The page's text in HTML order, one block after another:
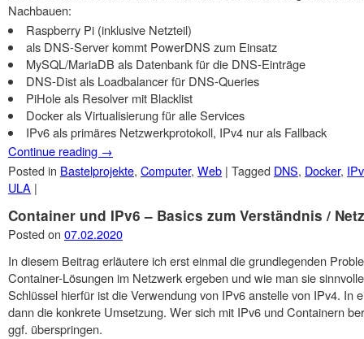
Nachbauen:
Raspberry Pi (inklusive Netzteil)
als DNS-Server kommt PowerDNS zum Einsatz
MySQL/MariaDB als Datenbank für die DNS-Einträge
DNS-Dist als Loadbalancer für DNS-Queries
PiHole als Resolver mit Blacklist
Docker als Virtualisierung für alle Services
IPv6 als primäres Netzwerkprotokoll, IPv4 nur als Fallback
Continue reading →
Posted in Bastelprojekte, Computer, Web | Tagged DNS, Docker,
ULA |
Container und IPv6 – Basics zum Verständnis /
Posted on 07.02.2020
In diesem Beitrag erläutere ich erst einmal die grundlegenden
Container-Lösungen im Netzwerk ergeben und wie man sie
Schlüssel hierfür ist die Verwendung von IPv6 anstelle von IPv4. In
dann die konkrete Umsetzung. Wer sich mit IPv6 und Containern
ggf. überspringen.